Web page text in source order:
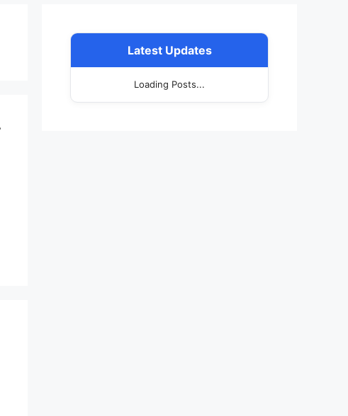
Latest Updates
Loading Posts...